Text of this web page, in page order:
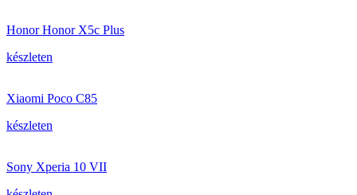
Honor Honor X5c Plus
készleten
Xiaomi Poco C85
készleten
Sony Xperia 10 VII